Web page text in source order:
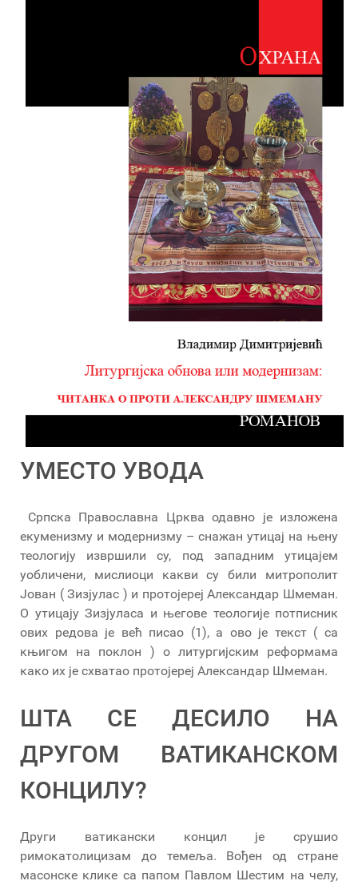
УМЕСТО УВОДА
Српска Православна Црква одавно је изложена
екуменизму и модернизму – снажан утицај на њену
теологију извршили су, под западним утицајем
уобличени, мислиоци какви су били митрополит
Јован ( Зизјулас ) и протојереј Александар Шмеман.
О утицају Зизјуласа и његове теологије потписник
ових редова је већ писао (1), а ово је текст ( са
књигом на поклон ) о литургијским реформама
како их је схватао протојереј Александар Шмеман.
ШТА СЕ ДЕСИЛО НА
ДРУГОМ ВАТИКАНСКОМ
КОНЦИЛУ?
Други ватикански концил је срушио
римокатолицизам до темеља. Вођен од стране
масонске клике са папом Павлом Шестим на челу,